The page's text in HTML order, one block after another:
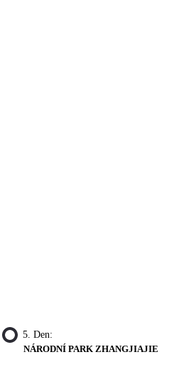
5. Den:
NÁRODNÍ PARK ZHANGJIAJIE